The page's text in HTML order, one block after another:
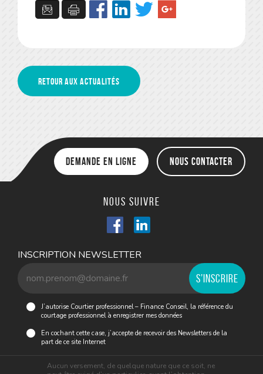
Retour aux actualités
Demande en ligne Nous contacter
Nous suivre
INSCRIPTION NEWSLETTER
J’autorise Courtier professionnel – Finance Conseil, la référence du
courtage professionnel à enregistrer mes données
En cochant cette case, j’accepte de recevoir des Newsletters de la
part de ce site Internet
Aucun versement, de quelque nature que ce soit, ne